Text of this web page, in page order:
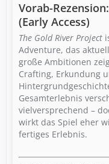
Vorab-
(Early Access)
The Gold River Project
Adventure, das
große Ambitionen
Crafting, Erkundung
Gesamterlebnis
vielversprechend –
wirkt das Spiel eher
fertiges Erlebnis.